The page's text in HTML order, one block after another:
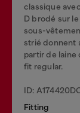
classique
D brodé sur
sous-
strié donnent
partir de
fit regular.
ID:
Fitting